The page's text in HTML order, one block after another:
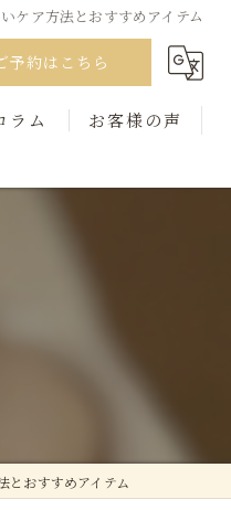
ケア方法とおすすめアイテム
予約はこちら
ラム お客様の声
とおすすめアイテム